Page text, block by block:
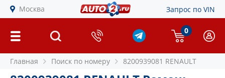
Москва Запрос по VIN
0
Главная Поиск по номеру 8200939081 RENAULT